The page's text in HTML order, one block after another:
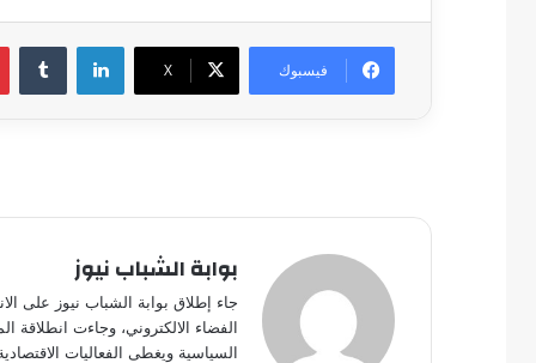
فيسبوك ‫X
لينكدإن
بوابة الشباب نيوز
جاء إطلاق بوابة الشباب نيوز على
الفضاء الالكتروني، وجاءت
السياسية ويغطى الفعاليات